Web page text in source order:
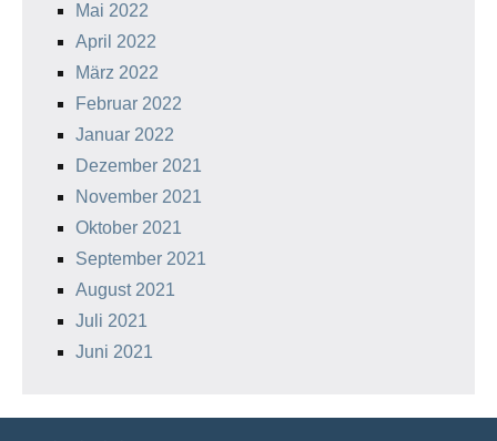
Mai 2022
April 2022
März 2022
Februar 2022
Januar 2022
Dezember 2021
November 2021
Oktober 2021
September 2021
August 2021
Juli 2021
Juni 2021